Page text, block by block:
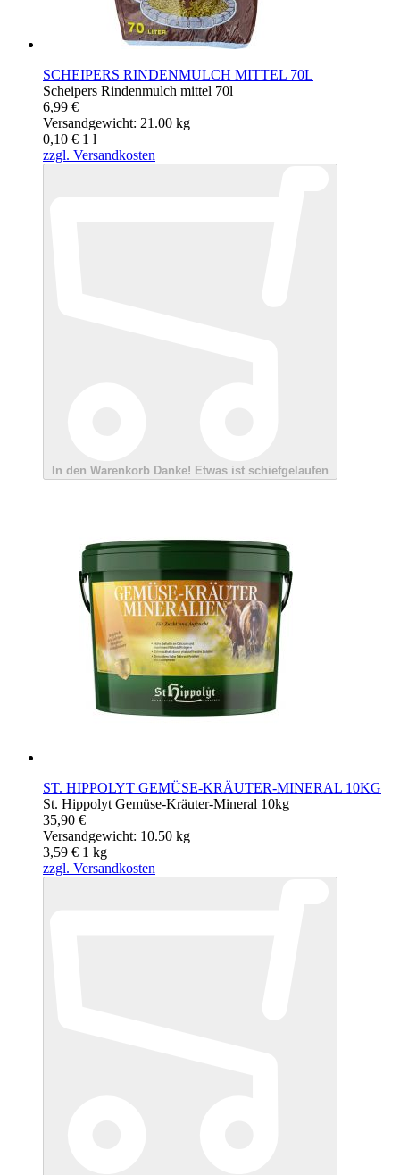
SCHEIPERS RINDENMULCH MITTEL 70L
Scheipers Rindenmulch mittel 70l
6,99 €
Versandgewicht: 21.00 kg
0,10 € 1 l
zzgl. Versandkosten
In den Warenkorb Danke! Etwas ist schiefgelaufen
ST. HIPPOLYT GEMÜSE-KRÄUTER-MINERAL 10KG
St. Hippolyt Gemüse-Kräuter-Mineral 10kg
35,90 €
Versandgewicht: 10.50 kg
3,59 € 1 kg
zzgl. Versandkosten